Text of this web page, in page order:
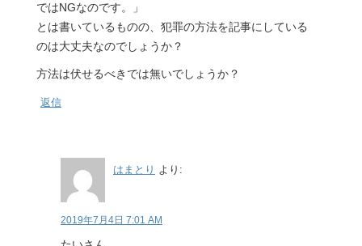
ではNGなのです。」
とは書いているものの、犯罪の方法を記事にしている
のは大丈夫なのでしょうか？
方法は伏せるべきでは無いでしょうか？
返信
はまとり より:
2019年7月4日 7:01 AM